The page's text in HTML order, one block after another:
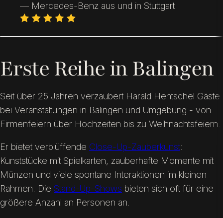
— Mercedes-Benz aus und in Stuttgart
Erste Reihe in Balingen
Seit über 25 Jahren verzaubert Harald Hentschel Gäste
bei Veranstaltungen in Balingen und Umgebung - von
Firmenfeiern über Hochzeiten bis zu Weihnachtsfeiern.
Er bietet verblüffende Close-Up-Zauberkunst:
Kunststücke mit Spielkarten, zauberhafte Momente mit
Münzen und viele spontane Interaktionen im kleinen
Rahmen. Die Stand-Up-Shows bieten sich oft für eine
größere Anzahl an Personen an.